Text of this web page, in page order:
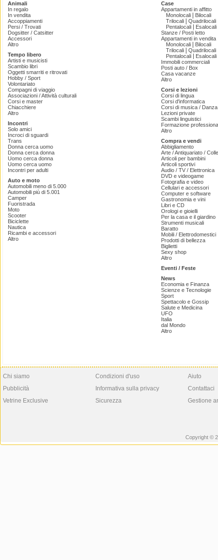
Animali
In regalo
In vendita
Accoppiamenti
Persi / Trovati
Dogsitter / Catsitter
Accessori
Altro
Tempo libero
Artisti e musicisti
Scambio libri
Oggetti smarriti e ritrovati
Hobby / Sport
Volontariato
Compagni di viaggio
Associazioni / Attività culturali
Corsi e master
Chiacchiere
Altro
Incontri
Solo amici
Incroci di sguardi
Trans
Donna cerca uomo
Donna cerca donna
Uomo cerca donna
Uomo cerca uomo
Incontri per adulti
Auto e moto
Automobili meno di 5.000
Automobili più di 5.001
Camper
Fuoristrada
Moto
Scooter
Biciclette
Nautica
Ricambi e accessori
Altro
Case
Appartamenti in affitto
Monolocali
Bilocali
Trilocali
Quadrilocali
Pentalocali
Esalocali
Stanze / Posti letto
Appartamenti in vendita
Monolocali
Bilocali
Trilocali
Quadrilocali
Pentalocali
Esalocali
Immobili commerciali
Posti auto / Box
Casa vacanze
Altro
Corsi e lezioni
Corsi di lingua
Corsi d'informatica
Corsi di musica /
Lezioni private
Scambi linguistici
Formazione
Altro
Compra e vendi
Abbigliamento
Arte / Antiquariato /
Articoli per bambini
Articoli sportivi
Audio / TV / Elettronica
DVD e videogame
Fotografia e video
Cellulari e accessori
Computer e software
Gastronomia e vini
Libri e CD
Orologi e gioielli
Per la casa e il giardino
Strumenti musicali
Baratto
Mobili / Elettrodomestici
Prodotti di bellezza
Biglietti
Sexy shop
Altro
Eventi / Feste
News
Economia e Finanza
Scienze e Tecnologie
Sport
Spettacolo e Gossip
Salute e Medicina
UFO
Italia
dal Mondo
Altro
Chi siamo
Pubblicità
Vetrine Exclusive
Condizioni d'uso
Informativa sulla privacy
Sicurezza
Aiuto
Contattaci
Gestione
Copyright ©